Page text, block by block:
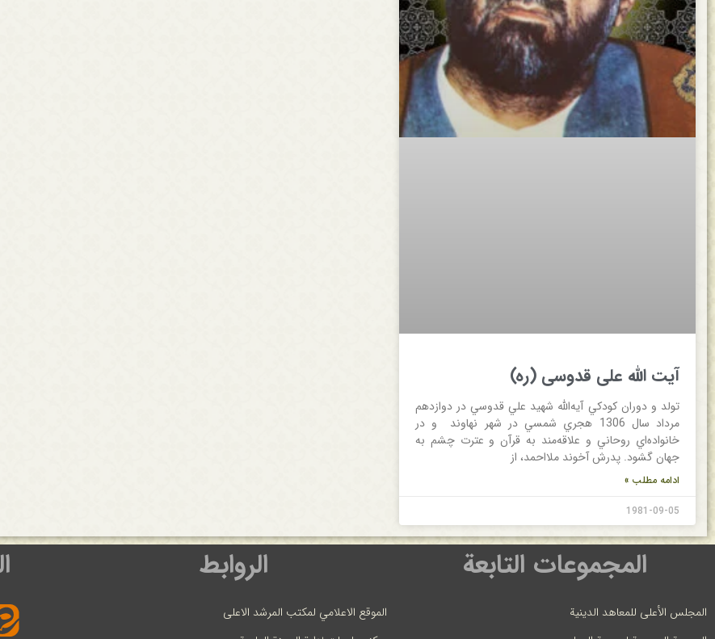
آیت الله علی قدوسی (ره)
تولد و دوران‌ كودكي‌ آیه‌الله شهيد علي‌ قدوسي‌ در دوازدهم‌
مرداد سال‌ 1306 هجري‌ شمسي‌ در شهر نهاوند و در
خانواده‌اي‌ روحاني‌ و علاقه‌مند به‌ قرآن‌ و عترت‌ چشم‌ به‌
جهان‌ گشود. پدرش‌ آخوند ملااحمد، از
ادامه مطلب »
1981-09-05
المجموعات التابعة
المجلس الأعلى للمعاهد الدينية
الروابط
الموقع الاعلامي لمكتب المرشد الاعلى